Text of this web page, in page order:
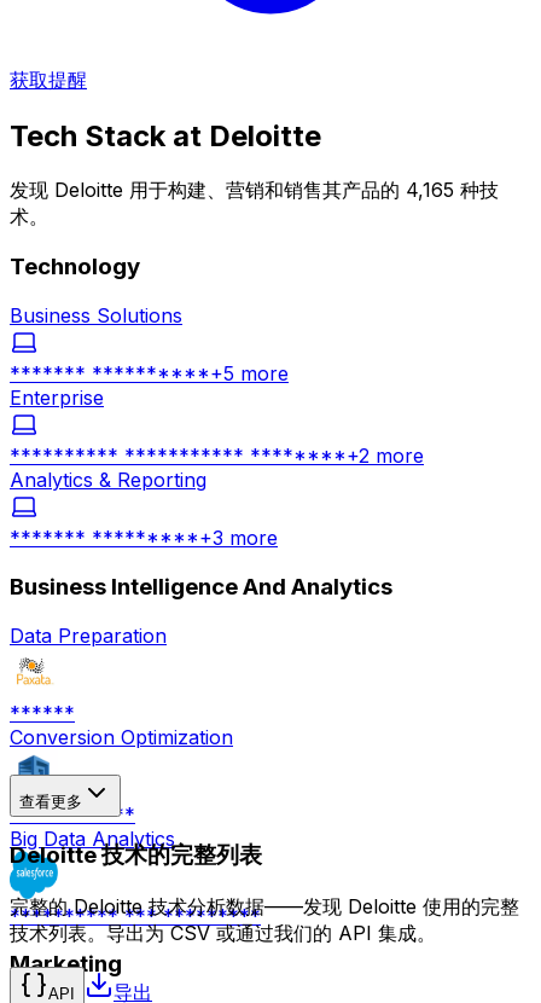
获取提醒
Tech Stack at Deloitte
发现 Deloitte 用于构建、营销和销售其产品的 4,165 种技
术。
Technology
Business Solutions
******* **********+5 more
Enterprise
********** *********** ********+2 more
Analytics & Reporting
******* *********+3 more
Business Intelligence And Analytics
Data Preparation
******
Conversion Optimization
****** *****
Big Data Analytics
********** *** *********
Marketing
查看更多
Deloitte 技术的完整列表
完整的 Deloitte 技术分析数据——发现 Deloitte 使用的完整
技术列表。导出为 CSV 或通过我们的 API 集成。
API
导出